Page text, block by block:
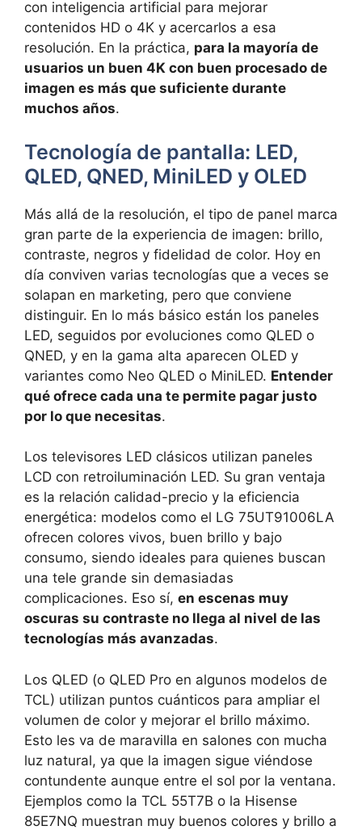
con inteligencia artificial para mejorar
contenidos HD o 4K y acercarlos a esa
resolución. En la práctica, para la mayoría de
usuarios un buen 4K con buen procesado de
imagen es más que suficiente durante
muchos años.
Tecnología de pantalla: LED,
QLED, QNED, MiniLED y OLED
Más allá de la resolución, el tipo de panel marca
gran parte de la experiencia de imagen: brillo,
contraste, negros y fidelidad de color. Hoy en
día conviven varias tecnologías que a veces se
solapan en marketing, pero que conviene
distinguir. En lo más básico están los paneles
LED, seguidos por evoluciones como QLED o
QNED, y en la gama alta aparecen OLED y
variantes como Neo QLED o MiniLED. Entender
qué ofrece cada una te permite pagar justo
por lo que necesitas.
Los televisores LED clásicos utilizan paneles
LCD con retroiluminación LED. Su gran ventaja
es la relación calidad-precio y la eficiencia
energética: modelos como el LG 75UT91006LA
ofrecen colores vivos, buen brillo y bajo
consumo, siendo ideales para quienes buscan
una tele grande sin demasiadas
complicaciones. Eso sí, en escenas muy
oscuras su contraste no llega al nivel de las
tecnologías más avanzadas.
Los QLED (o QLED Pro en algunos modelos de
TCL) utilizan puntos cuánticos para ampliar el
volumen de color y mejorar el brillo máximo.
Esto les va de maravilla en salones con mucha
luz natural, ya que la imagen sigue viéndose
contundente aunque entre el sol por la ventana.
Ejemplos como la TCL 55T7B o la Hisense
85E7NQ muestran muy buenos colores y brillo a